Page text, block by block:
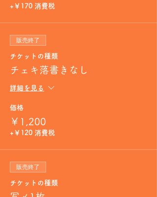
+￥170 消費税
販売終了
チケットの種類
チェキ落書きなし
詳細を見る
価格
￥1,200
+￥120 消費税
販売終了
チケットの種類